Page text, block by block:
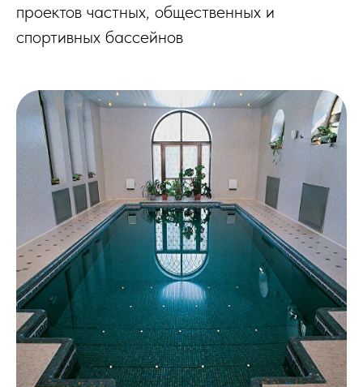
проектов частных, общественных и
спортивных бассейнов